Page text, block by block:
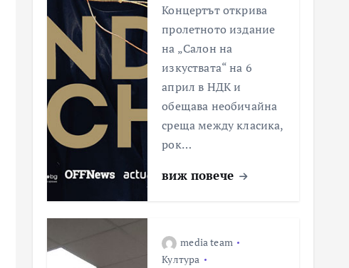
Концертът открива
пролетното издание
на „Салон на
изкуствата“ на 6
април в НДК и
обещава необичайна
среща между класика,
рок…
виж повече
media team
Култура